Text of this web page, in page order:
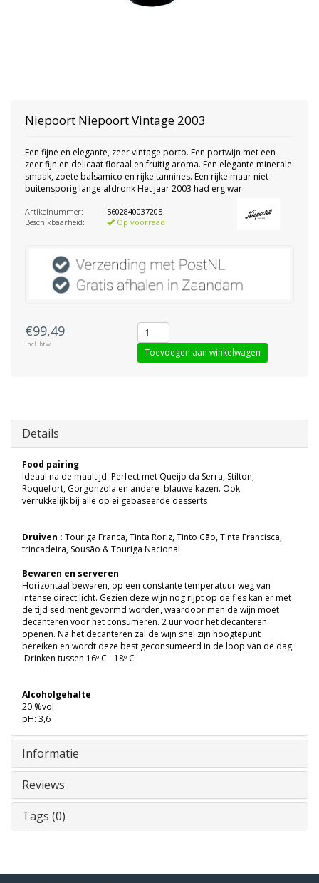
Niepoort Niepoort Vintage 2003
Een fijne en elegante, zeer vintage porto. Een portwijn met een
zeer fijn en delicaat floraal en fruitig aroma. Een elegante minerale
smaak, zoete balsamico en rijke tannines. Een rijke maar niet
buitensporig lange afdronk Het jaar 2003 had erg war
Artikelnummer:
5602840037205
Beschikbaarheid:
Op voorraad
€99,49
Incl. btw
Toevoegen aan winkelwagen
Details
Food pairing
Ideaal na de maaltijd. Perfect met Queijo da Serra, Stilton,
Roquefort, Gorgonzola en andere blauwe kazen. Ook
verrukkelijk bij alle op ei gebaseerde desserts
Druiven : Touriga Franca, Tinta Roriz, Tinto Cão, Tinta Francisca,
trincadeira, Sousão & Touriga Nacional
Bewaren en serveren
Horizontaal bewaren, op een constante temperatuur weg van
intense direct licht. Gezien deze wijn nog rijpt op de fles kan er met
de tijd sediment gevormd worden, waardoor men de wijn moet
decanteren voor het consumeren. 2 uur voor het decanteren
openen. Na het decanteren zal de wijn snel zijn hoogtepunt
bereiken en wordt deze best geconsumeerd in de loop van de dag.
Drinken tussen 16º C - 18º C
Alcoholgehalte
20 %vol
pH: 3,6
Informatie
Reviews
Tags (0)